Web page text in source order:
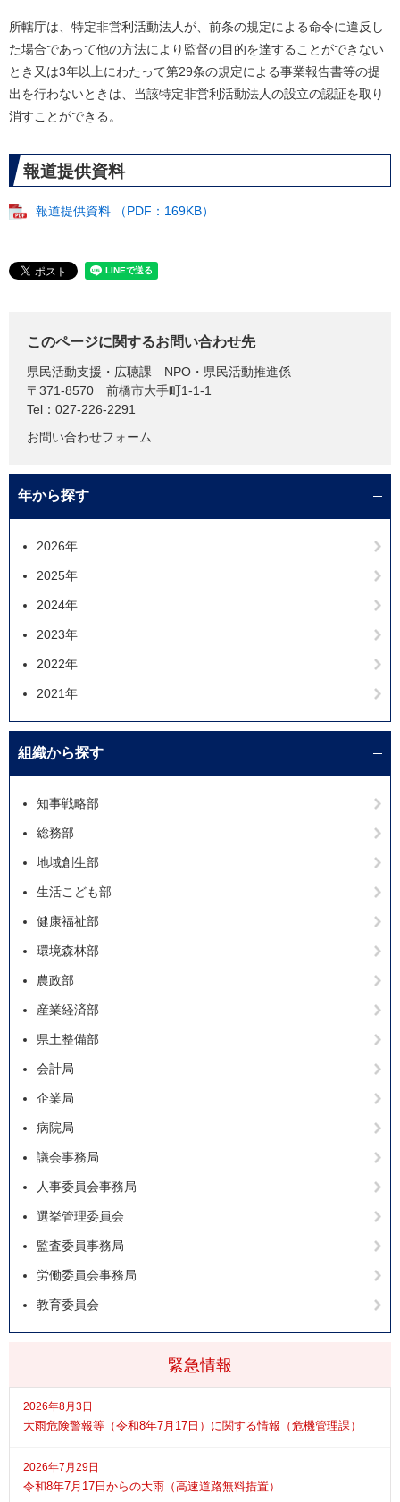
所轄庁は、特定非営利活動法人が、前条の規定による命令に違反し
た場合であって他の方法により監督の目的を達することができない
とき又は3年以上にわたって第29条の規定による事業報告書等の提
出を行わないときは、当該特定非営利活動法人の設立の認証を取り
消すことができる。
報道提供資料
報道提供資料 （PDF：169KB）
このページに関するお問い合わせ先
県民活動支援・広聴課
NPO・県民活動推進係
〒371-8570
前橋市大手町1-1-1
Tel：027-226-2291
お問い合わせフォーム
緊急情報
2026年8月3日
大雨危険警報等（令和8年7月17日）に関する情報（危機管理課）
2026年7月29日
令和8年7月17日からの大雨（高速道路無料措置）
年から探す
2026年
2025年
2024年
2023年
2022年
2021年
組織から探す
知事戦略部
総務部
地域創生部
生活こども部
健康福祉部
環境森林部
農政部
産業経済部
県土整備部
会計局
企業局
病院局
議会事務局
人事委員会事務局
選挙管理委員会
監査委員事務局
労働委員会事務局
教育委員会